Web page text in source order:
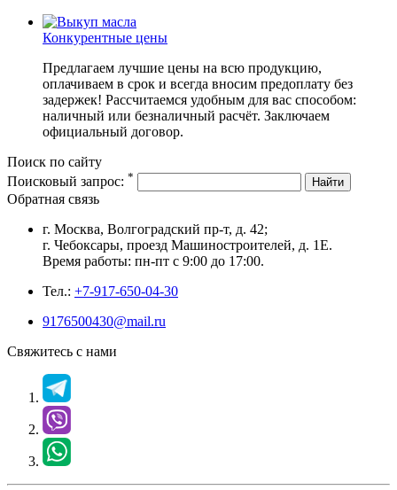
Конкурентные цены
Предлагаем лучшие цены на всю продукцию,
оплачиваем в срок и всегда вносим предоплату без
задержек! Рассчитаемся удобным для вас способом:
наличный или безналичный расчёт. Заключаем
официальный договор.
Поиск по сайту
Поисковый запрос: * Найти
Обратная связь
г. Москва, Волгоградский пр-т, д. 42;
г. Чебоксары, проезд Машиностроителей, д. 1Е.
Время работы: пн-пт с 9:00 до 17:00.
Тел.: +7-917-650-04-30
9176500430@mail.ru
Свяжитесь с нами